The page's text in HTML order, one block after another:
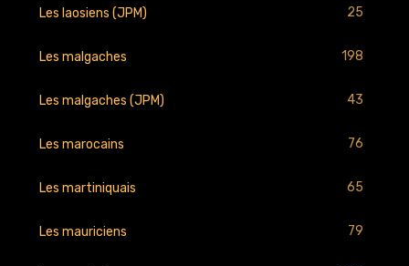
Les laosiens (JPM) 25
Les malgaches 198
Les malgaches (JPM) 43
Les marocains 76
Les martiniquais 65
Les mauriciens 79